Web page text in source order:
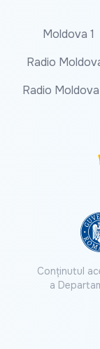
Moldova 1
Radio
Radio
Conținutul
a